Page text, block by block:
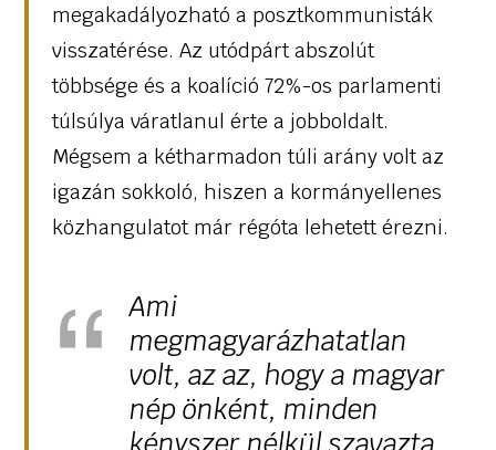
megakadályozható a posztkommunisták
visszatérése. Az utódpárt abszolút
többsége és a koalíció 72%-os parlamenti
túlsúlya váratlanul érte a jobboldalt.
Mégsem a kétharmadon túli arány volt az
igazán sokkoló, hiszen a kormányellenes
közhangulatot már régóta lehetett érezni.
Ami
megmagyarázhatatlan
volt, az az, hogy a magyar
nép önként, minden